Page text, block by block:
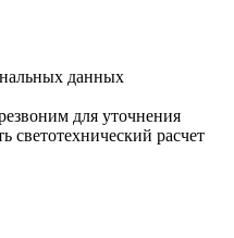
данных
для уточнения
светотехнический расчет